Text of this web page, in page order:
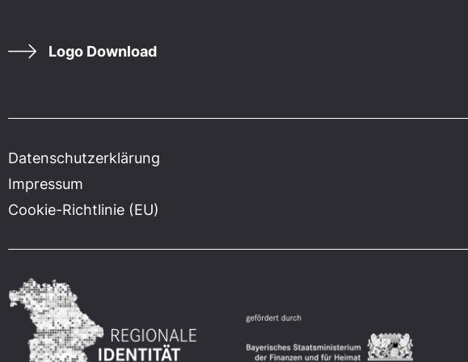
Logo Download
Datenschutzerklärung
Impressum
Cookie-Richtlinie (EU)